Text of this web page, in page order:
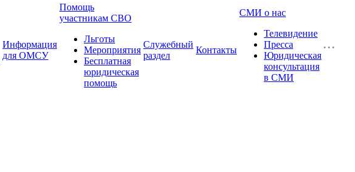
Информация
для ОМСУ
Помощь
участникам СВО
Льготы
Мероприятия
Бесплатная
юридическая
помощь
Служебный
раздел
Контакты
СМИ о нас
Телевидение
Пресса
Юридическая
консультация
в СМИ